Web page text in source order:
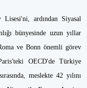
Lisesi'ni, ardından Siyasal
bünyesinde uzun yıllar
ve Bonn önemli görev
OECD'de Türkiye
meslekte 42 yılını